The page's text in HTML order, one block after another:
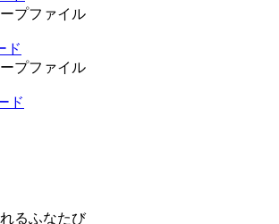
プファイル
ド
プファイル
ド
るふなたび